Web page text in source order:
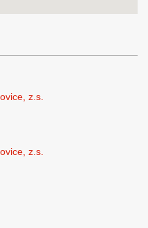
z.s.
z.s.